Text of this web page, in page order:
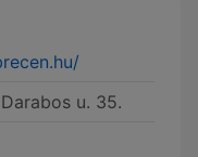
u. 35.